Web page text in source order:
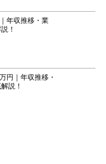
年収推移・業
！
円｜年収推移・
説！